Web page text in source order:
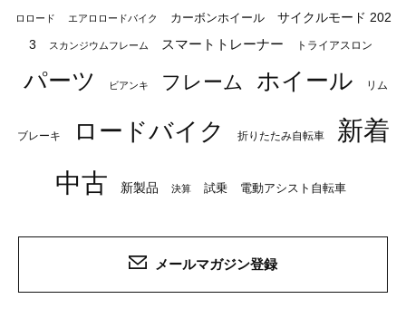
ロロード エアロロードバイク カーボンホイール
サイクルモード 202
3
スカンジウムフレーム スマートトレーナー トライアスロン
パーツ ビアンキ フレーム ホイール リム
ブレーキ ロードバイク 折りたたみ自転車
新着
中古
新製品 決算 試乗 電動アシスト自転車
メールマガジン登録